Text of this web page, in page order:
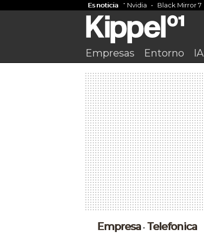
Es noticia Nvidia Black Mirror 7
Empresas Entorno IA
Empresa • Telefonica